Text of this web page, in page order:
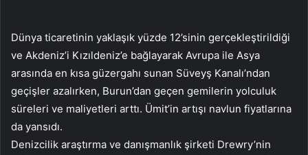
Dünya ticaretinin yaklaşık yüzde 12’sinin gerçekleştirildiği
ve Akdeniz’i Kızıldeniz’e bağlayarak Avrupa ile Asya
arasında en kısa güzergahı sunan Süveyş Kanalı’ndan
geçişler azalırken, Burun’dan geçen gemilerin yolculuk
süreleri ve maliyetleri arttı. Ümit’in artışı navlun fiyatlarına
da yansıdı.
Denizcilik araştırma ve danışmanlık şirketi Drewry’nin